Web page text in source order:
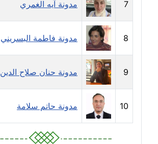
مدونة خالد العامري
معلق
مدونة خالد دومه
عاملة
مدونة خالد صالح
عاملة
عاملة
7 مدونة آيه الغمري
8 مدونة فاطمة البسريني
9 مدونة حنان صلاح الدين
10 مدونة حاتم سلامة